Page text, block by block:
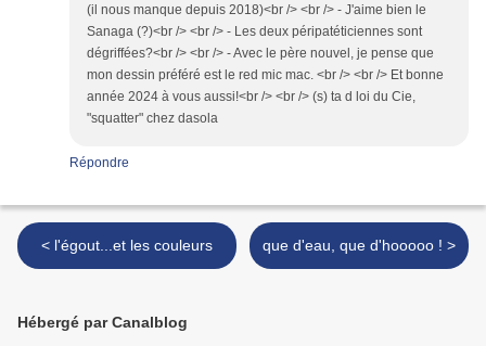
(il nous manque depuis 2018)<br /> <br /> - J'aime bien le
Sanaga (?)<br /> <br /> - Les deux péripatéticiennes sont
dégriffées?<br /> <br /> - Avec le père nouvel, je pense que
mon dessin préféré est le red mic mac. <br /> <br /> Et bonne
année 2024 à vous aussi!<br /> <br /> (s) ta d loi du Cie,
"squatter" chez dasola
Répondre
< l'égout...et les couleurs que d'eau, que d'hooooo ! >
Hébergé par Canalblog